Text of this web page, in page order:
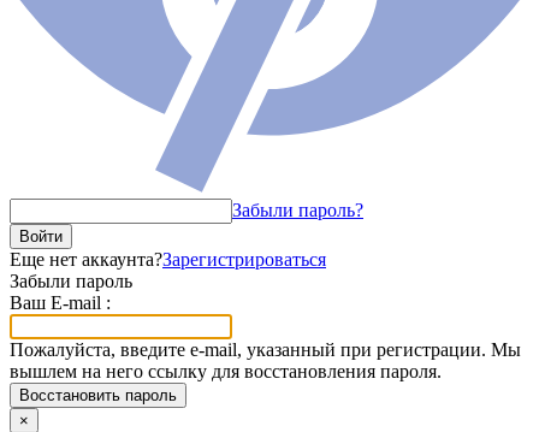
Забыли пароль?
Войти
Еще нет аккаунта?Зарегистрироваться
Забыли пароль
Ваш E-mail :
Пожалуйста, введите e-mail, указанный при регистрации. Мы
вышлем на него ссылку для восстановления пароля.
Восстановить пароль
×